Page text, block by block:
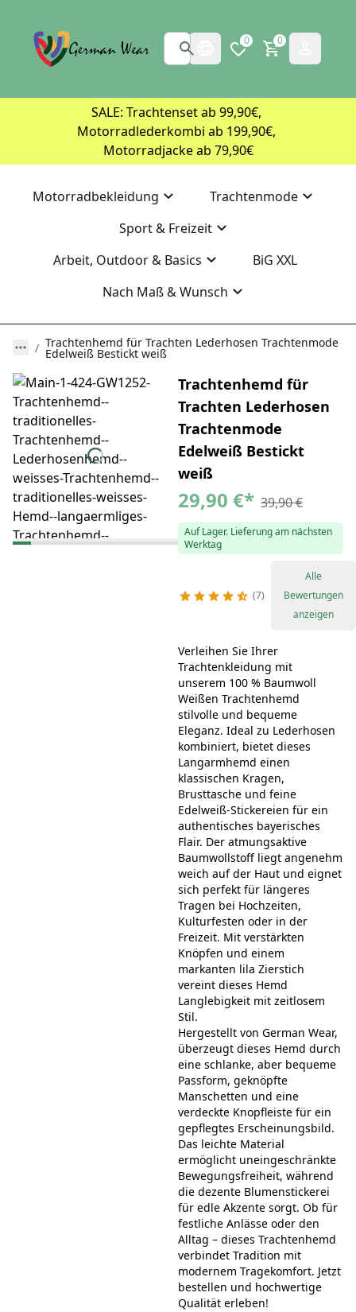
0 0
SALE: Trachtenset ab 99,90€,
Motorradlederkombi ab 199,90€,
Motorradjacke ab 79,90€
Motorradbekleidung
Trachtenmode
Sport & Freizeit
Arbeit, Outdoor & Basics
BiG XXL
Nach Maß & Wunsch
Trachtenhemd für Trachten Lederhosen Trachtenmode
Edelweiß Bestickt weiß
Trachtenhemd für
Trachten Lederhosen
Trachtenmode
Edelweiß Bestickt
weiß
29,90 €* 39,90 €
Auf Lager. Lieferung am nächsten
Werktag
7
Alle
Bewertungen
anzeigen
Verleihen Sie Ihrer
Trachtenkleidung mit
unserem 100 % Baumwoll
Weißen Trachtenhemd
stilvolle und bequeme
Eleganz. Ideal zu Lederhosen
kombiniert, bietet dieses
Langarmhemd einen
klassischen Kragen,
Brusttasche und feine
Edelweiß-Stickereien für ein
authentisches bayerisches
Flair. Der atmungsaktive
Baumwollstoff liegt angenehm
weich auf der Haut und eignet
sich perfekt für längeres
Tragen bei Hochzeiten,
Kulturfesten oder in der
Freizeit. Mit verstärkten
Knöpfen und einem
markanten lila Zierstich
vereint dieses Hemd
Langlebigkeit mit zeitlosem
Stil.
Hergestellt von German Wear,
überzeugt dieses Hemd durch
eine schlanke, aber bequeme
Passform, geknöpfte
Manschetten und eine
verdeckte Knopfleiste für ein
gepflegtes Erscheinungsbild.
Das leichte Material
ermöglicht uneingeschränkte
Bewegungsfreiheit, während
die dezente Blumenstickerei
für edle Akzente sorgt. Ob für
festliche Anlässe oder den
Alltag – dieses Trachtenhemd
verbindet Tradition mit
modernem Tragekomfort. Jetzt
bestellen und hochwertige
Qualität erleben!